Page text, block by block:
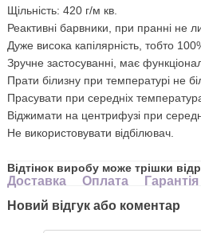
Щільність: 420 г/м кв.
Реактивні барвники, при пранні не
Дуже висока капілярність, тобто
Зручне застосуванні, має
Прати білизну при температурі не
Прасувати при середніх
Віджимати на центрифузі при
Не використовувати відбілювач.
Відтінок виробу може трішки
Доставка Оплата
Гарантія
Новий відгук або коментар